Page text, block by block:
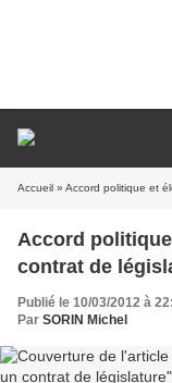
Accueil » Accord politique et
Accord
contrat de
Publié le 10/03/2012 à
Par SORIN Michel